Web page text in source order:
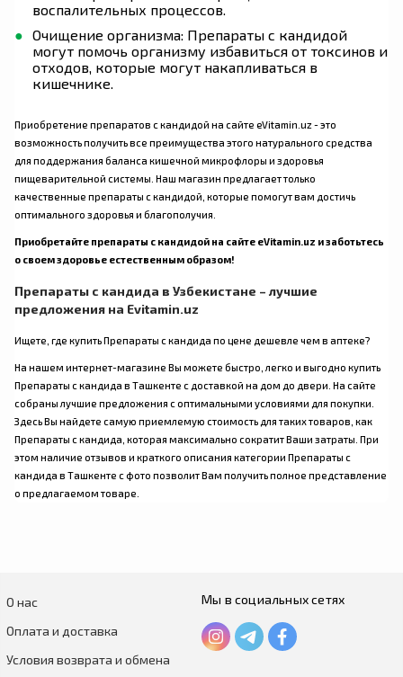
воспалительных процессов.
Очищение организма: Препараты с кандидой
могут помочь организму избавиться от токсинов и
отходов, которые могут накапливаться в
кишечнике.
Приобретение препаратов с кандидой на сайте eVitamin.uz - это
возможность получить все преимущества этого натурального средства
для поддержания баланса кишечной микрофлоры и здоровья
пищеварительной системы. Наш магазин предлагает только
качественные препараты с кандидой, которые помогут вам достичь
оптимального здоровья и благополучия.
Приобретайте препараты с кандидой на сайте eVitamin.uz и заботьтесь
о своем здоровье естественным образом!
Препараты с кандида в Узбекистане – лучшие
предложения на Evitamin.uz
Ищете, где купить Препараты с кандида по цене дешевле чем в аптеке?
На нашем интернет-магазине Вы можете быстро, легко и выгодно купить
Препараты с кандида в Ташкенте с доставкой на дом до двери. На сайте
собраны лучшие предложения с оптимальными условиями для покупки.
Здесь Вы найдете самую приемлемую стоимость для таких товаров, как
Препараты с кандида, которая максимально сократит Ваши затраты. При
этом наличие отзывов и краткого описания категории Препараты с
кандида в Ташкенте с фото позволит Вам получить полное представление
о предлагаемом товаре.
О нас
Оплата и доставка
Условия возврата и обмена
Мы в социальных сетях